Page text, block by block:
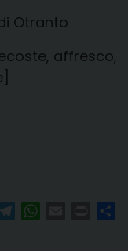
Otranto
affresco,
TelegramWhatsAppPrint